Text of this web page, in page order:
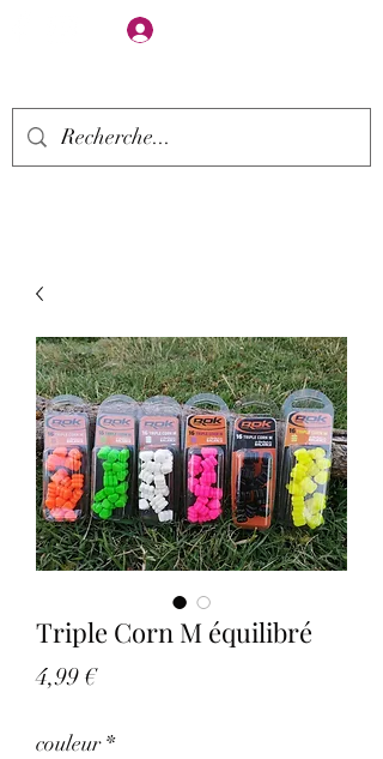
Triple Corn M équilibré
4,99 €Prix
couleur *